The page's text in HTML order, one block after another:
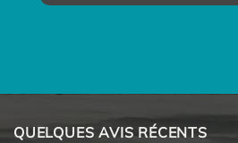
QUELQUES AVIS RÉCENTS